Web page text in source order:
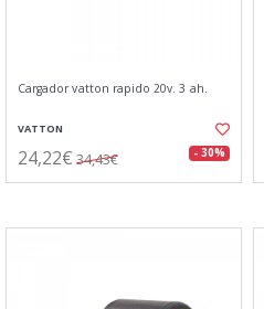
Cargador vatton rapido 20v. 3 ah.
VATTON
24,22€ 34,43€ - 30%